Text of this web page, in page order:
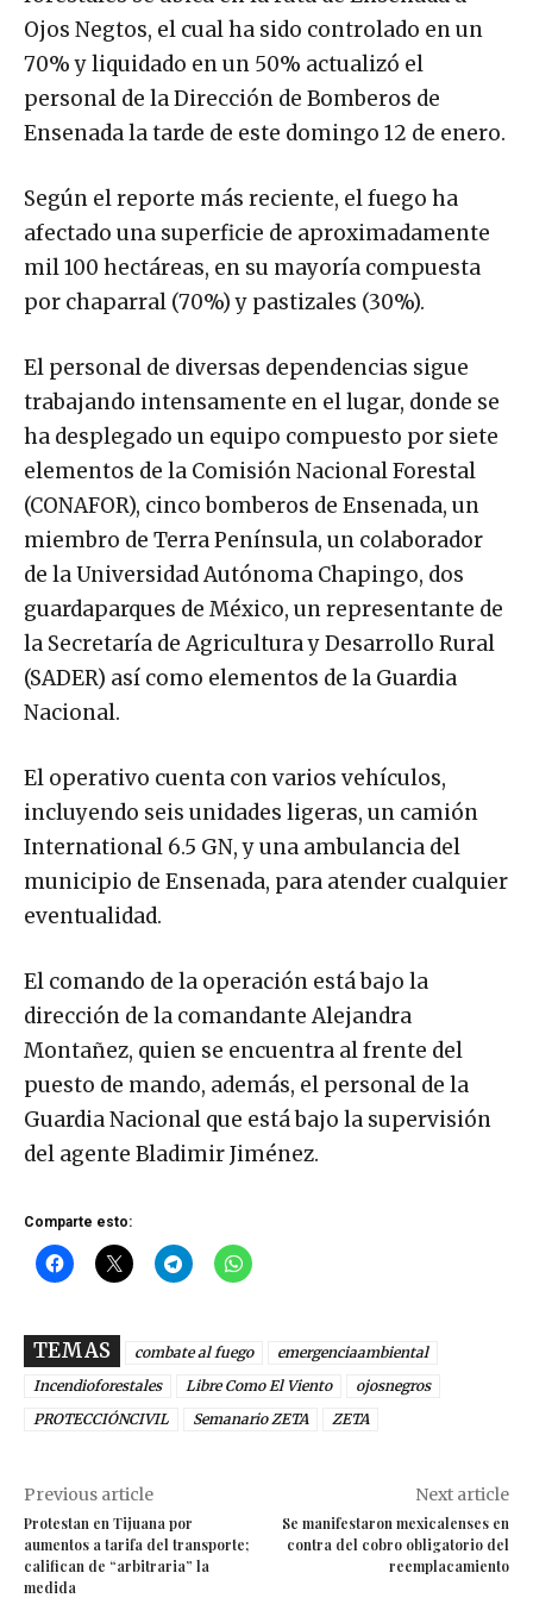
Ojos Negtos, el cual ha sido controlado en un
70% y liquidado en un 50% actualizó el
personal de la Dirección de Bomberos de
Ensenada la tarde de este domingo 12 de enero.
Según el reporte más reciente, el fuego ha
afectado una superficie de aproximadamente
mil 100 hectáreas, en su mayoría compuesta
por chaparral (70%) y pastizales (30%).
El personal de diversas dependencias sigue
trabajando intensamente en el lugar, donde se
ha desplegado un equipo compuesto por siete
elementos de la Comisión Nacional Forestal
(CONAFOR), cinco bomberos de Ensenada, un
miembro de Terra Península, un colaborador
de la Universidad Autónoma Chapingo, dos
guardaparques de México, un representante de
la Secretaría de Agricultura y Desarrollo Rural
(SADER) así como elementos de la Guardia
Nacional.
El operativo cuenta con varios vehículos,
incluyendo seis unidades ligeras, un camión
International 6.5 GN, y una ambulancia del
municipio de Ensenada, para atender cualquier
eventualidad.
El comando de la operación está bajo la
dirección de la comandante Alejandra
Montañez, quien se encuentra al frente del
puesto de mando, además, el personal de la
Guardia Nacional que está bajo la supervisión
del agente Bladimir Jiménez.
Comparte esto:
TEMAS combate al fuego
emergenciaambiental
Incendioforestales
Libre Como El Viento
ojosnegros
PROTECCIÓNCIVIL
Semanario ZETA ZETA
Previous article
Protestan en Tijuana por
aumentos a tarifa del transporte;
califican de “arbitraria” la
medida
Next article
Se manifestaron mexicalenses en
contra del cobro obligatorio del
reemplacamiento